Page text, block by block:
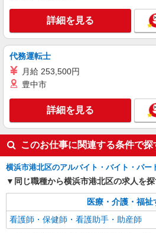
キープ
派遣社員
株式会社kotrio /●YK-H-2093853
善は急げ≫≫≫履歴
時給1600円〜
通費全支給(ガソリン
横浜市港北区 ≪
キープ
詳細を見る
代務運転士
月給 253,500円
豊中市
詳細を見る
このお仕事に関連する条件で探
横浜市港北区のアルバイト・バイト・パー
同じ職種から横浜市港北区の求人を
医療・介護・福祉
看護師・保健師・看護助手・助産師